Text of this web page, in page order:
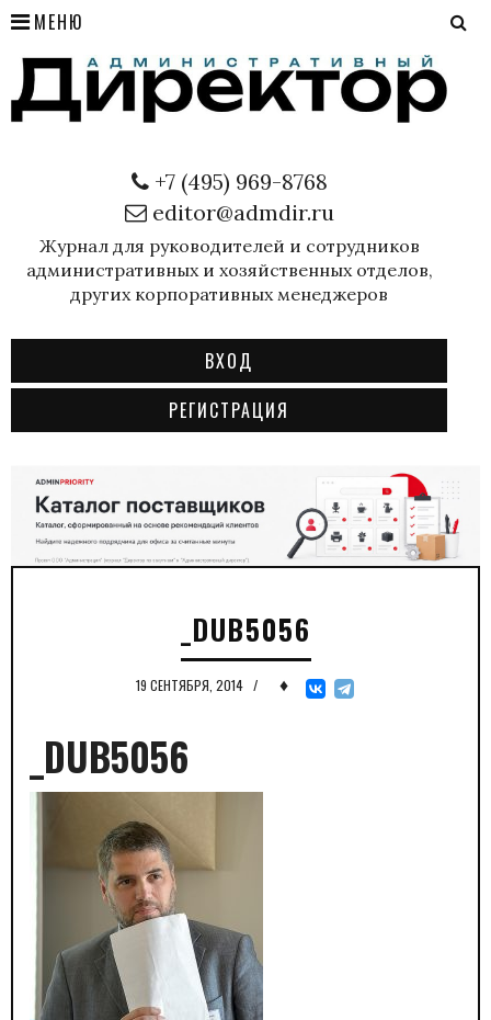
МЕНЮ
+7 (495) 969-8768
editor@admdir.ru
Журнал для руководителей и сотрудников
административных и хозяйственных отделов,
других корпоративных менеджеров
ВХОД
РЕГИСТРАЦИЯ
_DUB5056
19 СЕНТЯБРЯ, 2014 / ♦
_DUB5056